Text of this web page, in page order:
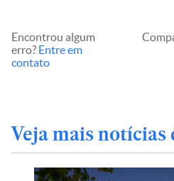
Encontrou algum
erro? Entre em
contato
Veja mais notícias